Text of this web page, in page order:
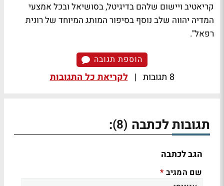
קריאטיב ויישום שלהם בדיגיטל, בסושיאל ובכל אמצעי
המדיה יהווה שלב נוסף בסיפור המותג המיוחד של רונית
רפאל".
הוספת תגובה
8 תגובות | לקריאת כל התגובות
תגובות לכתבה (8)
:
הגב לכתבה
שם המגיב *